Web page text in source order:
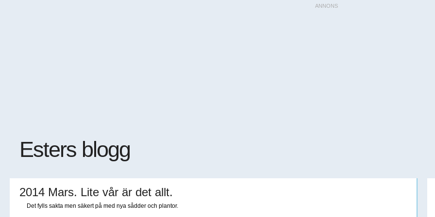
Esters blogg
2014 Mars. Lite vår är det allt.
Det fylls sakta men säkert på med nya sådder och plantor.